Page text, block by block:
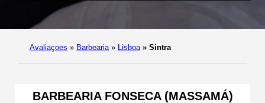
Avaliaçoes » Barbearia » Lisboa » Sintra
BARBEARIA FONSECA (MASSAMÁ)